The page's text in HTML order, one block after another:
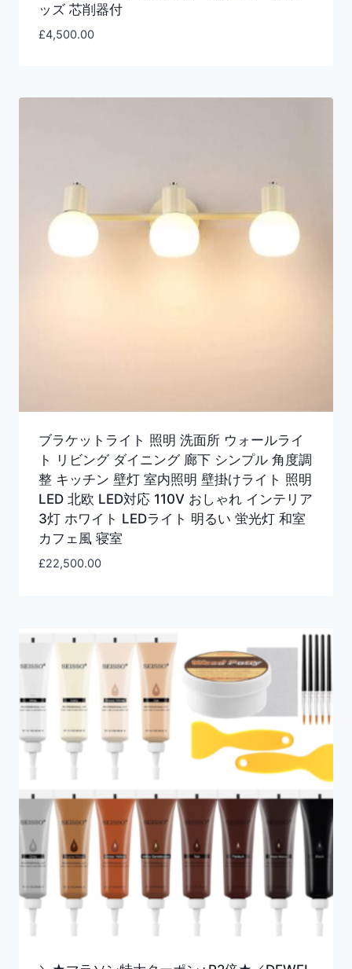
ッズ 芯削器付
£4,500.00
ブラケットライト 照明 洗面所 ウォールライ
ト リビング ダイニング 廊下 シンプル 角度調
整 キッチン 壁灯 室内照明 壁掛けライト 照明
LED 北欧 LED対応 110V おしゃれ インテリア
3灯 ホワイト LEDライト 明るい 蛍光灯 和室
カフェ風 寝室
£22,500.00